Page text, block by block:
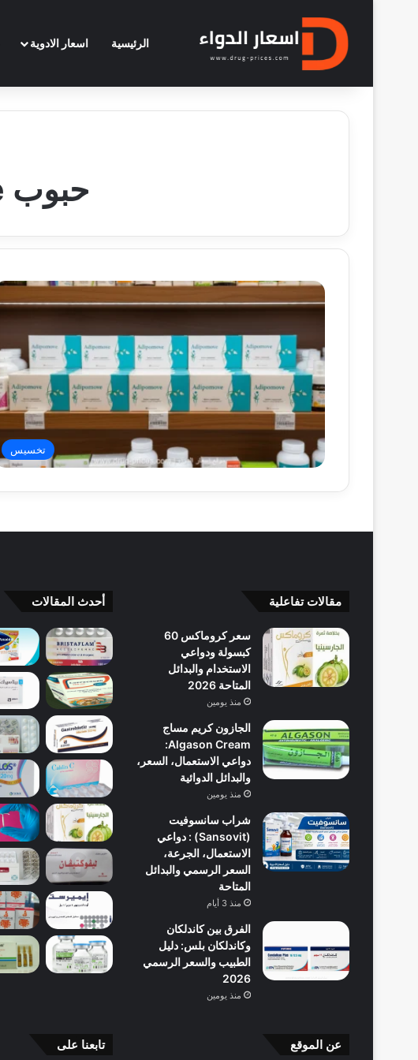
الرئيسية اسعار الادوية
حبوب Adipomove للتخسيس
تخسيس
مقالات تفاعلية
سعر كروماكس 60
كبسولة ودواعي
الاستخدام والبدائل
المتاحة 2026
منذ يومين
الجازون كريم مساج
Algason Cream:
دواعي الاستعمال، السعر،
والبدائل الدوائية
منذ يومين
شراب سانسوفيت
(Sansovit) : دواعي
الاستعمال، الجرعة،
السعر الرسمي والبدائل
المتاحة
منذ 3 أيام
الفرق بين كاندلكان
وكاندلكان بلس: دليل
الطبيب والسعر الرسمي
2026
منذ يومين
أحدث المقالات
عن الموقع تابعنا على